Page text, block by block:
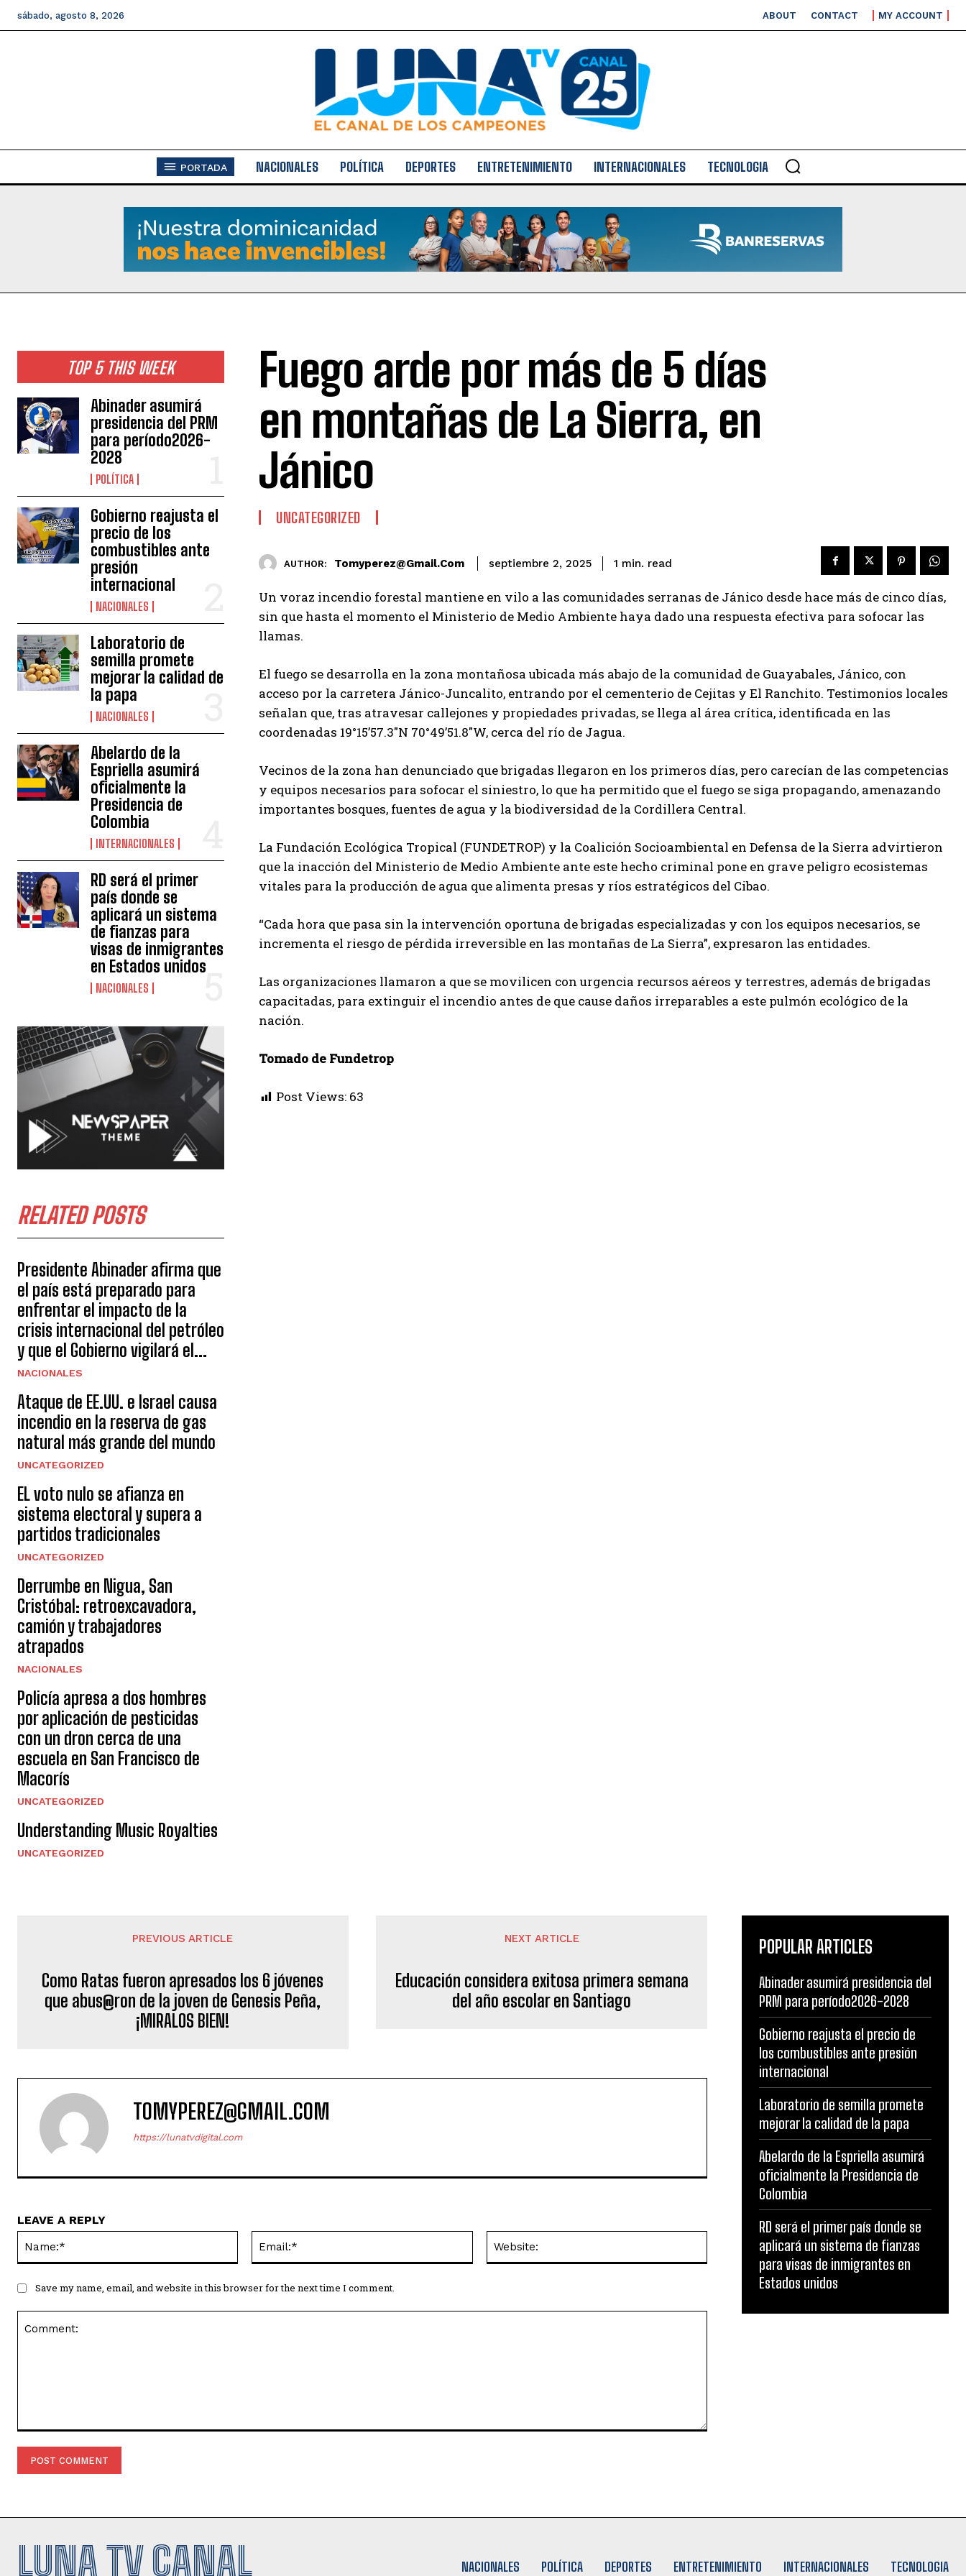
sábado, agosto 8, 2026 ABOUT CONTACT MY ACCOUNT
PORTADA NACIONALES POLÍTICA DEPORTES ENTRETENIMIENTO INTERNACIONALES TECNOLOGIA
TOP 5 THIS WEEK
Abinader asumirá
presidencia del PRM
para período2026-
2028
POLÍTICA
Gobierno reajusta el
precio de los
combustibles ante
presión
internacional
NACIONALES
Laboratorio de
semilla promete
mejorar la calidad de
la papa
NACIONALES
Abelardo de la
Espriella asumirá
oficialmente la
Presidencia de
Colombia
INTERNACIONALES
RD será el primer
país donde se
aplicará un sistema
de fianzas para
visas de inmigrantes
en Estados unidos
NACIONALES
RELATED POSTS
Presidente Abinader afirma que
el país está preparado para
enfrentar el impacto de la
crisis internacional del petróleo
y que el Gobierno vigilará el...
NACIONALES
Ataque de EE.UU. e Israel causa
incendio en la reserva de gas
natural más grande del mundo
UNCATEGORIZED
EL voto nulo se afianza en
sistema electoral y supera a
partidos tradicionales
UNCATEGORIZED
Derrumbe en Nigua, San
Cristóbal: retroexcavadora,
camión y trabajadores
atrapados
NACIONALES
Policía apresa a dos hombres
por aplicación de pesticidas
con un dron cerca de una
escuela en San Francisco de
Macorís
UNCATEGORIZED
Understanding Music Royalties
UNCATEGORIZED
Fuego arde por más de 5 días
en montañas de La Sierra, en
Jánico
UNCATEGORIZED
AUTHOR: Tomyperez@gmail.com septiembre 2, 2025 1 min. read
Un voraz incendio forestal mantiene en vilo a las comunidades serranas de Jánico desde hace más de cinco días,
sin que hasta el momento el Ministerio de Medio Ambiente haya dado una respuesta efectiva para sofocar las
llamas.
El fuego se desarrolla en la zona montañosa ubicada más abajo de la comunidad de Guayabales, Jánico, con
acceso por la carretera Jánico-Juncalito, entrando por el cementerio de Cejitas y El Ranchito. Testimonios locales
señalan que, tras atravesar callejones y propiedades privadas, se llega al área crítica, identificada en las
coordenadas 19°15’57.3″N 70°49’51.8″W, cerca del río de Jagua.
Vecinos de la zona han denunciado que brigadas llegaron en los primeros días, pero carecían de las competencias
y equipos necesarios para sofocar el siniestro, lo que ha permitido que el fuego se siga propagando, amenazando
importantes bosques, fuentes de agua y la biodiversidad de la Cordillera Central.
La Fundación Ecológica Tropical (FUNDETROP) y la Coalición Socioambiental en Defensa de la Sierra advirtieron
que la inacción del Ministerio de Medio Ambiente ante este hecho criminal pone en grave peligro ecosistemas
vitales para la producción de agua que alimenta presas y ríos estratégicos del Cibao.
“Cada hora que pasa sin la intervención oportuna de brigadas especializadas y con los equipos necesarios, se
incrementa el riesgo de pérdida irreversible en las montañas de La Sierra”, expresaron las entidades.
Las organizaciones llamaron a que se movilicen con urgencia recursos aéreos y terrestres, además de brigadas
capacitadas, para extinguir el incendio antes de que cause daños irreparables a este pulmón ecológico de la
nación.
Tomado de Fundetrop
Post Views: 63
PREVIOUS ARTICLE
Como Ratas fueron apresados los 6 jóvenes
que abus@ron de la joven de Genesis Peña,
¡MIRALOS BIEN!
NEXT ARTICLE
Educación considera exitosa primera semana
del año escolar en Santiago
TOMYPEREZ@GMAIL.COM
https://lunatvdigital.com
LEAVE A REPLY
Save my name, email, and website in this browser for the next time I comment.
POPULAR ARTICLES
Abinader asumirá presidencia del
PRM para período2026-2028
Gobierno reajusta el precio de
los combustibles ante presión
internacional
Laboratorio de semilla promete
mejorar la calidad de la papa
Abelardo de la Espriella asumirá
oficialmente la Presidencia de
Colombia
RD será el primer país donde se
aplicará un sistema de fianzas
para visas de inmigrantes en
Estados unidos
LUNA TV CANAL NACIONALES POLÍTICA DEPORTES ENTRETENIMIENTO INTERNACIONALES TECNOLOGIA